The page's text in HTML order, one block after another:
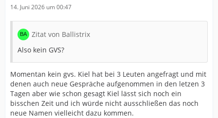
14. Juni 2026 um 00:47
Zitat von Ballistrix
Also kein GVS?
Momentan kein gvs. Kiel hat bei 3 Leuten angefragt und mit
denen auch neue Gespräche aufgenommen in den letzen 3
Tagen aber wie schon gesagt Kiel lässt sich noch ein
bisschen Zeit und ich würde nicht ausschließen das noch
neue Namen vielleicht dazu kommen.